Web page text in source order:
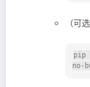
（可
pip